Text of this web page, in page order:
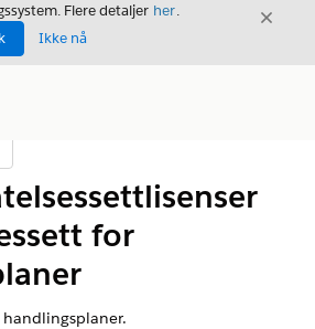
Flere detaljer her.
Ikke nå
Avslutt
for